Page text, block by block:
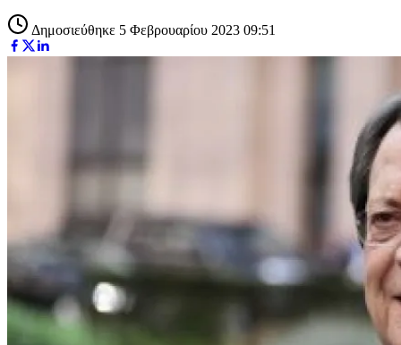
Δημοσιεύθηκε 5 Φεβρουαρίου 2023 09:51